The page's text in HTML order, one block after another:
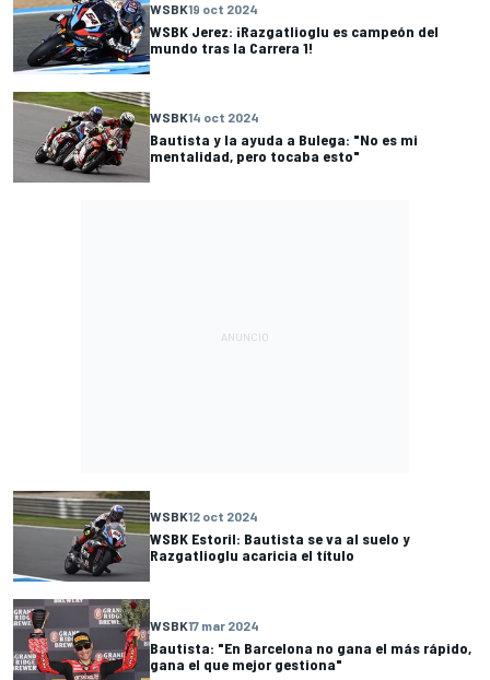
WSBK19 oct 2024
WSBK Jerez: ¡Razgatlioglu es campeón del
mundo tras la Carrera 1!
WSBK14 oct 2024
Bautista y la ayuda a Bulega: "No es mi
mentalidad, pero tocaba esto"
WSBK12 oct 2024
WSBK Estoril: Bautista se va al suelo y
Razgatlioglu acaricia el título
WSBK17 mar 2024
Bautista: "En Barcelona no gana el más rápido,
gana el que mejor gestiona"